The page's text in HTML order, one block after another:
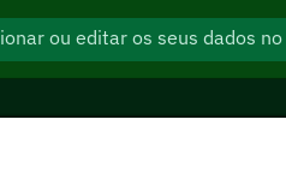
ou editar os seus dados no